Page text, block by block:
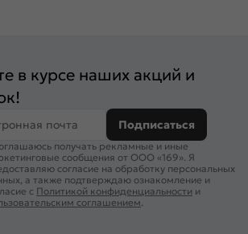
в курсе наших акций и
почта Подписаться
получать рекламные и иные
сообщения от ООО «169». Я
согласие на обработку персональных
а также подтверждаю ознакомление и
с Политикой конфиденциальности и
соглашением.